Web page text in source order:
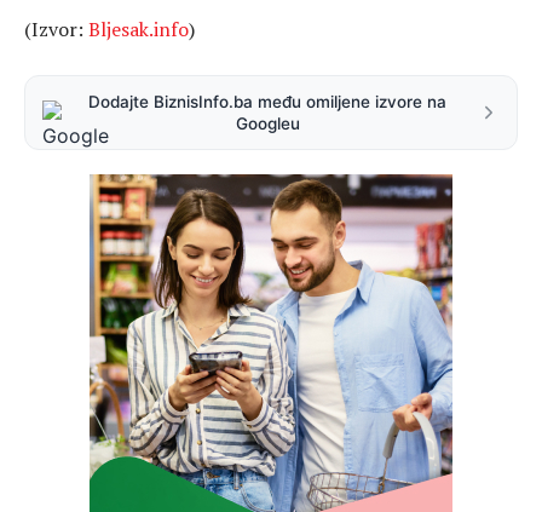
(Izvor: Bljesak.info)
Dodajte BiznisInfo.ba među omiljene izvore na
Googleu